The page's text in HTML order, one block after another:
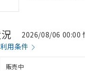
2026/08/06 00:00
用条件
販売中